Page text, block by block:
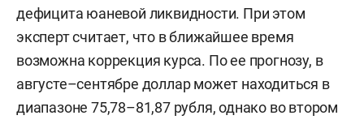
дефицита юаневой ликвидности. При этом
эксперт считает, что в ближайшее время
возможна коррекция курса. По ее прогнозу, в
августе–сентябре доллар может находиться в
диапазоне 75,78–81,87 рубля, однако во втором